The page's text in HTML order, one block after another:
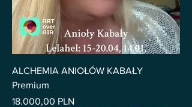
ALCHEMIA ANIOŁÓW KABAŁY
Premium
Pris
18.000,00 PLN